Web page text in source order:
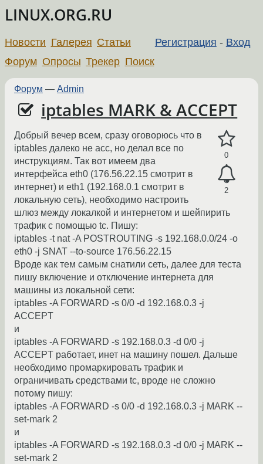
LINUX.ORG.RU
Регистрация - Вход
Новости Галерея Статьи
Форум Опросы Трекер Поиск
Форум — Admin
iptables MARK & ACCEPT
0
2
Добрый вечер всем, сразу оговорюсь что в
iptables далеко не асс, но делал все по
инструкциям. Так вот имеем два
интерфейса eth0 (176.56.22.15 смотрит в
интернет) и eth1 (192.168.0.1 смотрит в
локальную сеть), необходимо настроить
шлюз между локалкой и интернетом и шейпирить
трафик с помощью tc. Пишу:
iptables -t nat -A POSTROUTING -s 192.168.0.0/24 -o
eth0 -j SNAT --to-source 176.56.22.15
Вроде как тем самым снатили сеть, далее для теста
пишу включение и отключение интернета для
машины из локальной сети:
iptables -A FORWARD -s 0/0 -d 192.168.0.3 -j
ACCEPT
и
iptables -A FORWARD -s 192.168.0.3 -d 0/0 -j
ACCEPT работает, инет на машину пошел. Дальше
необходимо промаркировать трафик и
ограничивать средствами tc, вроде не сложно
потому пишу:
iptables -A FORWARD -s 0/0 -d 192.168.0.3 -j MARK --
set-mark 2
и
iptables -A FORWARD -s 192.168.0.3 -d 0/0 -j MARK --
set-mark 2